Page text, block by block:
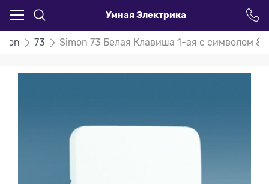
Умная Электрика
73 Simon 73 Белая Клавиша 1-ая с символом